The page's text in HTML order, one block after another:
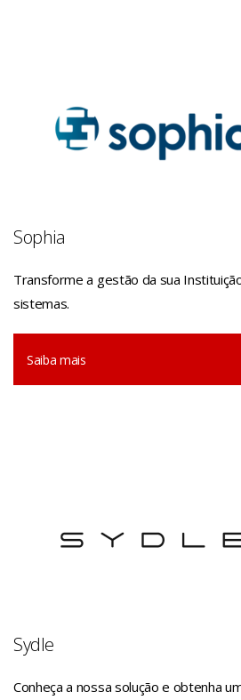
Sophia
Transforme a gestão da sua
sistemas.
Saiba mais
Sydle
Conheça a nossa solução e obtenha